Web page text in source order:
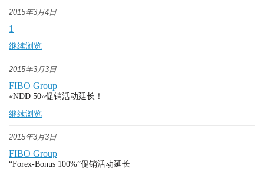
2015年3月4日
1
继续浏览
2015年3月3日
FIBO Group
«NDD 50»促销活动延长！
继续浏览
2015年3月3日
FIBO Group
“Forex-Bonus 100%”促销活动延长